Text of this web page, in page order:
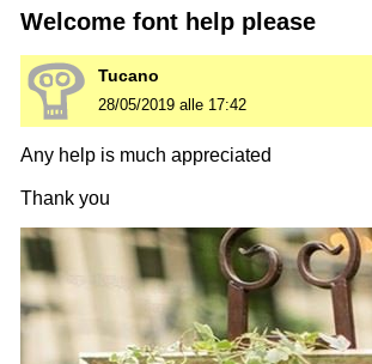
Welcome font help please
Tucano
28/05/2019 alle 17:42
Any help is much appreciated
Thank you